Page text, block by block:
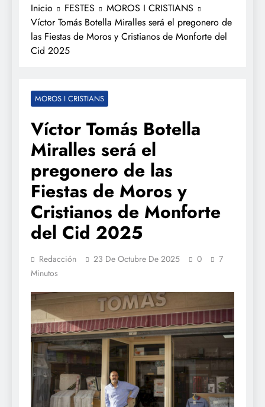
Inicio FESTES
MOROS I CRISTIANS
Víctor Tomás Botella Miralles será el pregonero de
las Fiestas de Moros y Cristianos de Monforte del
Cid 2025
MOROS I CRISTIANS
Víctor Tomás Botella
Miralles será el
pregonero de las
Fiestas de Moros y
Cristianos de Monforte
del Cid 2025
Redacción 23 De Octubre De 2025 0
7
Minutos